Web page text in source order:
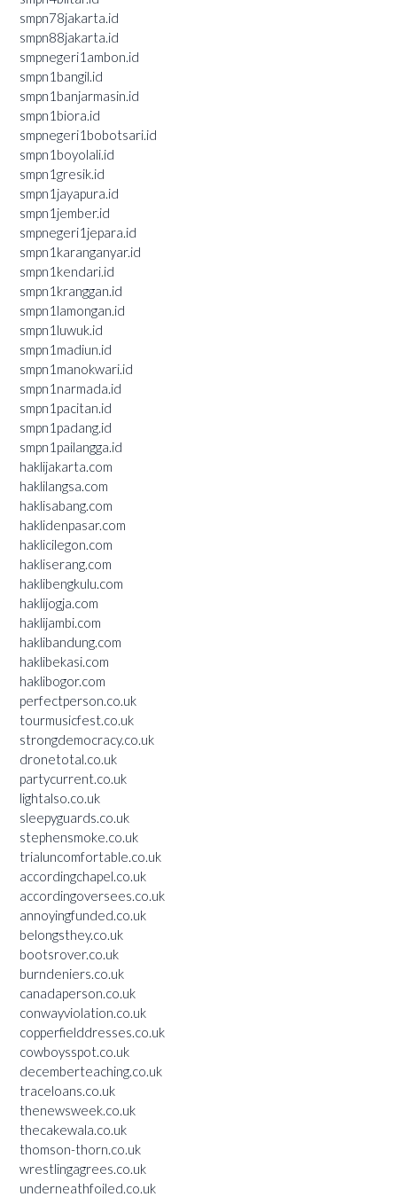
smpn78jakarta.id
smpn88jakarta.id
smpnegeri1ambon.id
smpn1bangil.id
smpn1banjarmasin.id
smpn1biora.id
smpnegeri1bobotsari.id
smpn1boyolali.id
smpn1gresik.id
smpn1jayapura.id
smpn1jember.id
smpnegeri1jepara.id
smpn1karanganyar.id
smpn1kendari.id
smpn1kranggan.id
smpn1lamongan.id
smpn1luwuk.id
smpn1madiun.id
smpn1manokwari.id
smpn1narmada.id
smpn1pacitan.id
smpn1padang.id
smpn1pailangga.id
haklijakarta.com
haklilangsa.com
haklisabang.com
haklidenpasar.com
haklicilegon.com
hakliserang.com
haklibengkulu.com
haklijogja.com
haklijambi.com
haklibandung.com
haklibekasi.com
haklibogor.com
perfectperson.co.uk
tourmusicfest.co.uk
strongdemocracy.co.uk
dronetotal.co.uk
partycurrent.co.uk
lightalso.co.uk
sleepyguards.co.uk
stephensmoke.co.uk
trialuncomfortable.co.uk
accordingchapel.co.uk
accordingoversees.co.uk
annoyingfunded.co.uk
belongsthey.co.uk
bootsrover.co.uk
burndeniers.co.uk
canadaperson.co.uk
conwayviolation.co.uk
copperfielddresses.co.uk
cowboysspot.co.uk
decemberteaching.co.uk
traceloans.co.uk
thenewsweek.co.uk
thecakewala.co.uk
thomson-thorn.co.uk
wrestlingagrees.co.uk
underneathfoiled.co.uk